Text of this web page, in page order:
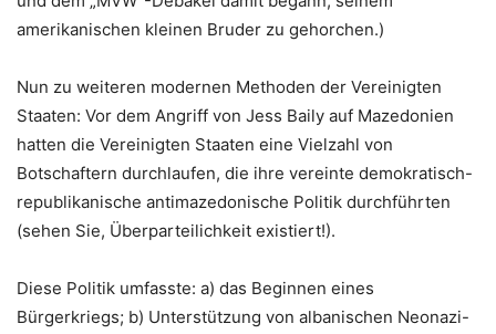
amerikanischen kleinen Bruder zu gehorchen.)
Nun zu weiteren modernen Methoden der Vereinigten
Staaten: Vor dem Angriff von Jess Baily auf Mazedonien
hatten die Vereinigten Staaten eine Vielzahl von
Botschaftern durchlaufen, die ihre vereinte demokratisch-
republikanische antimazedonische Politik durchführten
(sehen Sie, Überparteilichkeit existiert!).
Diese Politik umfasste: a) das Beginnen eines
Bürgerkriegs; b) Unterstützung von albanischen Neonazi-